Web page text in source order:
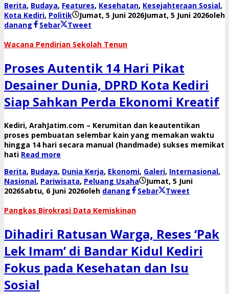
Berita, Budaya, Features, Kesehatan, Kesejahteraan Sosial,
Kota Kediri, Politik Jumat, 5 Juni 2026Jumat, 5 Juni 2026oleh
danang
Sebar
Tweet
​Wacana Pendirian Sekolah Tenun
Proses Autentik 14 Hari Pikat
Desainer Dunia, DPRD Kota Kediri
Siap Sahkan Perda Ekonomi Kreatif
​Kediri, ArahJatim.com – Kerumitan dan keautentikan
proses pembuatan selembar kain yang memakan waktu
hingga 14 hari secara manual (handmade) sukses memikat
hati Read more
Berita, Budaya, Dunia Kerja, Ekonomi, Galeri, Internasional,
Nasional, Pariwisata, Peluang Usaha
Jumat, 5 Juni
2026Sabtu, 6 Juni 2026oleh danang Sebar
Tweet
Pangkas Birokrasi Data Kemiskinan
Dihadiri Ratusan Warga, Reses ‘Pak
Lek Imam’ di Bandar Kidul Kediri
Fokus pada Kesehatan dan Isu
Sosial